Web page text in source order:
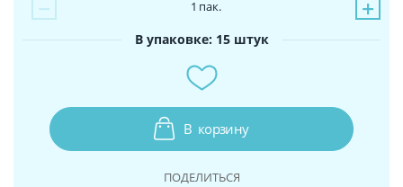
− +
1 пак.
В упаковке: 15 штук
В корзину
ПОДЕЛИТЬСЯ